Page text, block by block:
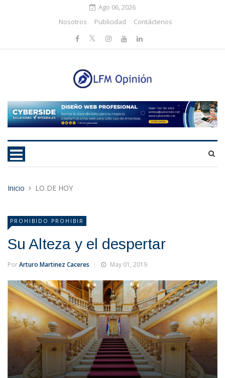
Ago 06, 2026
Nosotros
Publicidad Contáctenos
Inicio LO DE HOY
PROHIBIDO PROHIBIR
Su Alteza y el despertar
PorArturo Martinez Caceres May 01, 2019